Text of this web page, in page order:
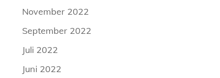
November 2022
September 2022
Juli 2022
Juni 2022